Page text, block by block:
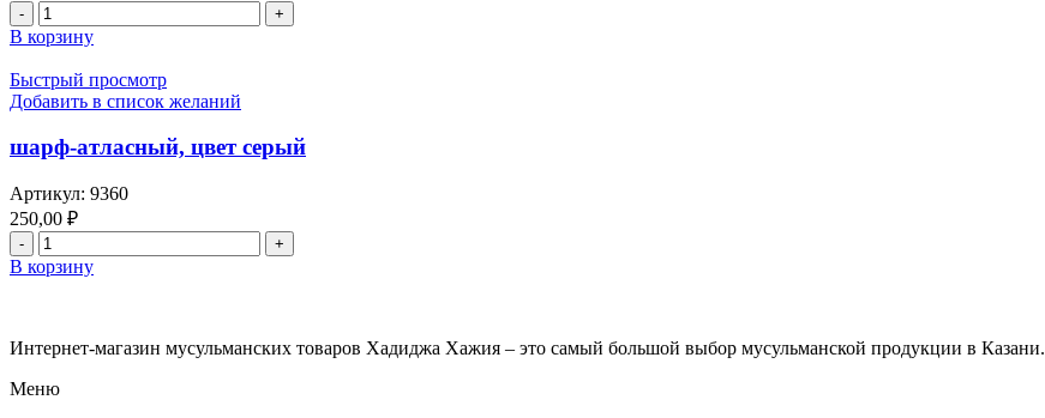
В корзину
Быстрый просмотр
Добавить в список желаний
шарф-атласный, цвет серый
Артикул: 9360
250,00 ₽
В корзину
Интернет-магазин мусульманских товаров Хадиджа Хажия – это самый большой выбор мусульманской продукции в Казани.
Меню